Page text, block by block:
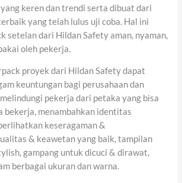
keren dan trendi serta dibuat dari
yang telah lulus uji coba. Hal ini
setelan dari Hildan Safety aman, nyaman,
oleh pekerja.
proyek dari Hildan Safety dapat
keuntungan bagi perusahaan dan
pekerja dari petaka yang bisa
bekerja, menambahkan identitas
keseragaman &
& keawetan yang baik, tampilan
gampang untuk dicuci & dirawat,
berbagai ukuran dan warna.